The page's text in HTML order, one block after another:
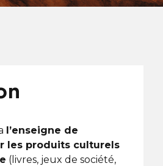
l’enseigne de
les produits culturels
(livres, jeux de société,